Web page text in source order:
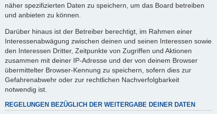
näher spezifizierten Daten zu speichern, um das Board betreiben
und anbieten zu können.
Darüber hinaus ist der Betreiber berechtigt, im Rahmen einer
Interessenabwägung zwischen deinen und seinen Interessen sowie
den Interessen Dritter, Zeitpunkte von Zugriffen und Aktionen
zusammen mit deiner IP-Adresse und der von deinem Browser
übermittelter Browser-Kennung zu speichern, sofern dies zur
Gefahrenabwehr oder zur rechtlichen Nachverfolgbarkeit
notwendig ist.
REGELUNGEN BEZÜGLICH DER WEITERGABE DEINER DATEN